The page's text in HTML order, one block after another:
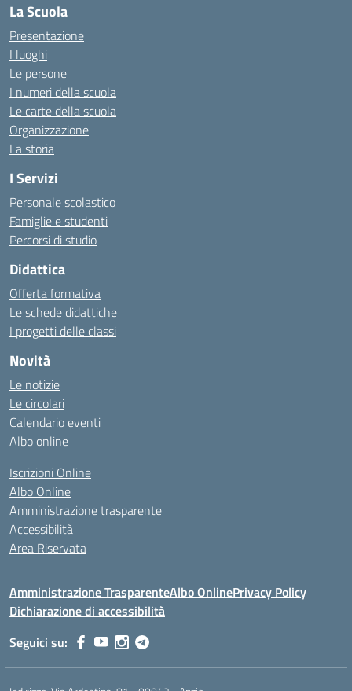
La Scuola
Presentazione
I luoghi
Le persone
I numeri della scuola
Le carte della scuola
Organizzazione
La storia
I Servizi
Personale scolastico
Famiglie e studenti
Percorsi di studio
Didattica
Offerta formativa
Le schede didattiche
I progetti delle classi
Novità
Le notizie
Le circolari
Calendario eventi
Albo online
Iscrizioni Online
Albo Online
Amministrazione trasparente
Accessibilità
Area Riservata
Amministrazione TrasparenteAlbo OnlinePrivacy Policy
Dichiarazione di accessibilità
Seguici su: